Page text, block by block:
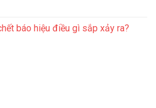
báo hiệu điều gì sắp xảy ra?